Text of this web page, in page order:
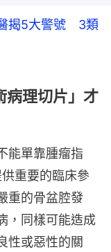
揭5大警號 3類
病理切片」才
能單靠腫瘤指
重要的臨床參
重的骨盆腔發
，同樣可能造成
性或惡性的關